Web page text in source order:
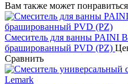
Вам также может понравиться
Смеситель для ванны PAINI
брашированный PVD (PZ)
Сравнить